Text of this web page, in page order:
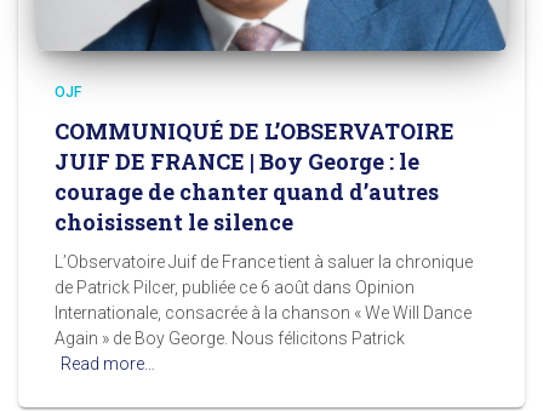
OJF
COMMUNIQUÉ DE L’OBSERVATOIRE
JUIF DE FRANCE | Boy George : le
courage de chanter quand d’autres
choisissent le silence
L’Observatoire Juif de France tient à saluer la chronique
de Patrick Pilcer, publiée ce 6 août dans Opinion
Internationale, consacrée à la chanson « We Will Dance
Again » de Boy George. Nous félicitons Patrick
Read more…